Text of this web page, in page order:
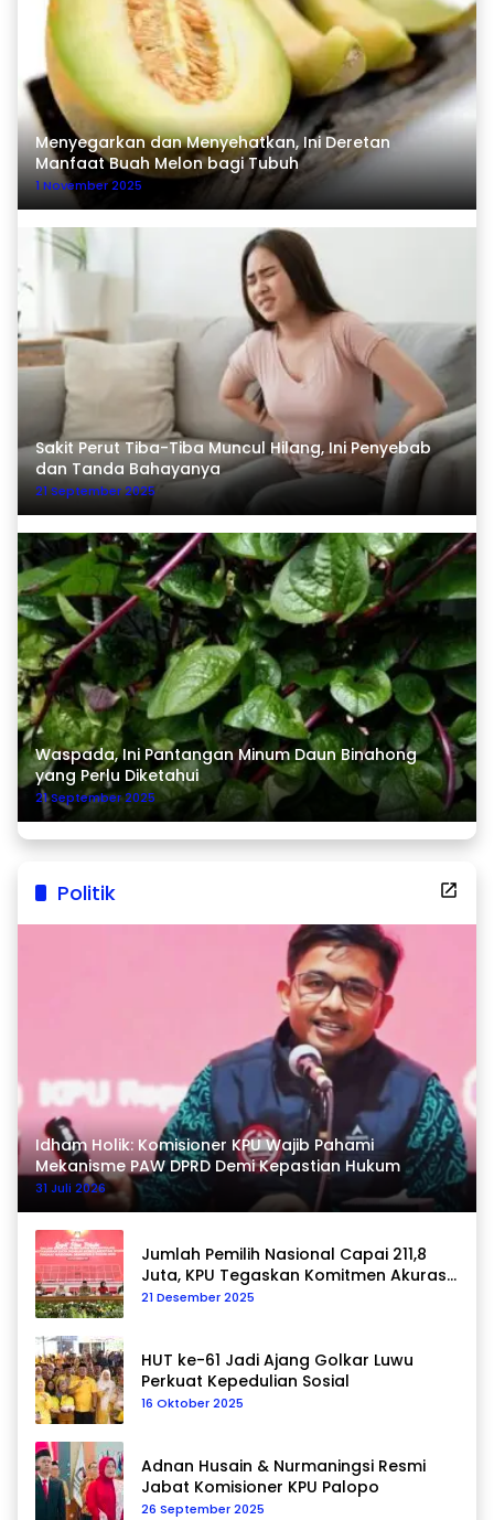
Menyegarkan dan Menyehatkan, Ini Deretan
Manfaat Buah Melon bagi Tubuh
1 November 2025
Sakit Perut Tiba-Tiba Muncul Hilang, Ini Penyebab
dan Tanda Bahayanya
21 September 2025
Waspada, Ini Pantangan Minum Daun Binahong
yang Perlu Diketahui
21 September 2025
Politik
Idham Holik: Komisioner KPU Wajib Pahami
Mekanisme PAW DPRD Demi Kepastian Hukum
31 Juli 2026
Jumlah Pemilih Nasional Capai 211,8
Juta, KPU Tegaskan Komitmen Akurasi
Data Berkelanjutan
21 Desember 2025
HUT ke-61 Jadi Ajang Golkar Luwu
Perkuat Kepedulian Sosial
16 Oktober 2025
Adnan Husain & Nurmaningsi Resmi
Jabat Komisioner KPU Palopo
26 September 2025